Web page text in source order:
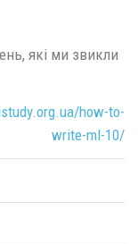
які ми звикли
how-to-
write-ml-10/